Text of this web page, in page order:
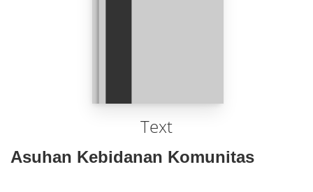
Text
Asuhan Kebidanan Komunitas